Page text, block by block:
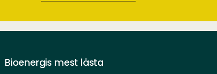
Bioenergis mest lästa